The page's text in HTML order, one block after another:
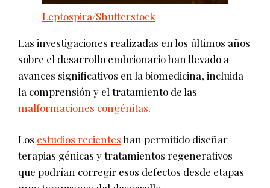
Leptospira/Shutterstock
Las investigaciones realizadas en los últimos años
sobre el desarrollo embrionario han llevado a
avances significativos en la biomedicina, incluida
la comprensión y el tratamiento de las
malformaciones congénitas.
Los estudios recienteshan permitido diseñar
terapias génicas y tratamientos regenerativos
que podrían corregir esos defectos desde etapas